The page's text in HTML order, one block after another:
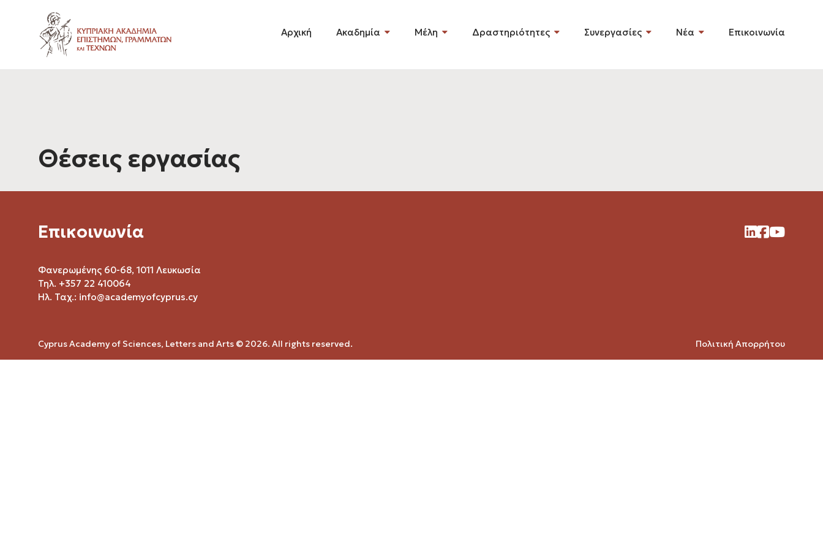
Αρχική Ακαδημία Μέλη Δραστηριότητες Συνεργασίες Νέα Επικοινωνία
Θέσεις εργασίας
Επικοινωνία
Φανερωμένης 60-68, 1011 Λευκωσία
Τηλ. +357 22 410064
Ηλ. Ταχ.: info@academyofcyprus.cy
Cyprus Academy of Sciences, Letters and Arts © 2026. All rights reserved. Πολιτική Απορρήτου